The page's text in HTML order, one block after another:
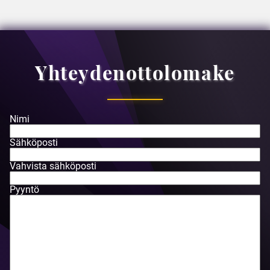
Yhteydenottolomake
Nimi
Sähköposti
Vahvista sähköposti
Pyyntö